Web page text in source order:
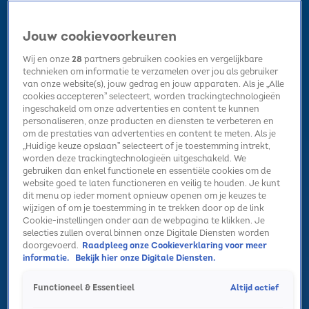
Home Radio luisteren Hitlijsten Acties Kerst Nieuws
Volg Sky Radio
Zoeken
HomeRadio luisterenActies Alle zendersSummer Top 101
Jouw cookievoorkeuren
Wij en onze28partners gebruiken cookies en vergelijkbare
technieken om informatie te verzamelen over jou als gebruiker
van onze website(s), jouw gedrag en jouw apparaten. Als je „Alle
cookies accepteren” selecteert, worden trackingtechnologieën
ingeschakeld om onze advertenties en content te kunnen
personaliseren, onze producten en diensten te verbeteren en
om de prestaties van advertenties en content te meten. Als je
„Huidige keuze opslaan” selecteert of je toestemming intrekt,
worden deze trackingtechnologieën uitgeschakeld. We
gebruiken dan enkel functionele en essentiële cookies om de
website goed te laten functioneren en veilig te houden. Je kunt
dit menu op ieder moment opnieuw openen om je keuzes te
wijzigen of om je toestemming in te trekken door op de link
Cookie-instellingen onder aan de webpagina te klikken. Je
selecties zullen overal binnen onze Digitale Diensten worden
doorgevoerd. Raadpleeg onze Cookieverklaring voor meer
informatie.
Bekijk hier onze Digitale Diensten.
Functioneel & Essentieel Altijd actief